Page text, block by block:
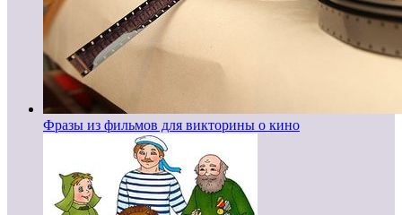
Фразы из фильмов для викторины о кино